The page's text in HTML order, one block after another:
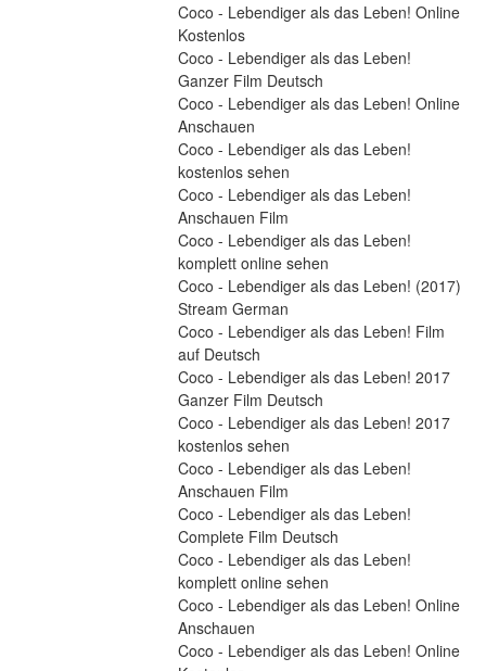
Coco - Lebendiger als das Leben! Online
Kostenlos
Coco - Lebendiger als das Leben!
Ganzer Film Deutsch
Coco - Lebendiger als das Leben! Online
Anschauen
Coco - Lebendiger als das Leben!
kostenlos sehen
Coco - Lebendiger als das Leben!
Anschauen Film
Coco - Lebendiger als das Leben!
komplett online sehen
Coco - Lebendiger als das Leben! (2017)
Stream German
Coco - Lebendiger als das Leben! Film
auf Deutsch
Coco - Lebendiger als das Leben! 2017
Ganzer Film Deutsch
Coco - Lebendiger als das Leben! 2017
kostenlos sehen
Coco - Lebendiger als das Leben!
Anschauen Film
Coco - Lebendiger als das Leben!
Complete Film Deutsch
Coco - Lebendiger als das Leben!
komplett online sehen
Coco - Lebendiger als das Leben! Online
Anschauen
Coco - Lebendiger als das Leben! Online